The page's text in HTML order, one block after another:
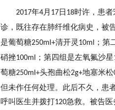
2017年4月 17日 18时许，患
诊，既往存在肺纤维化病史，被
是葡萄糖250ml+清开灵 10ml ；第
硝挫100ml ；第四组是左氧氟沙星
萄糖250ml+头孢曲松2g+地塞米松
但未作任何处理。此后不久，患
呼叫医生并拨打120急救。被告医